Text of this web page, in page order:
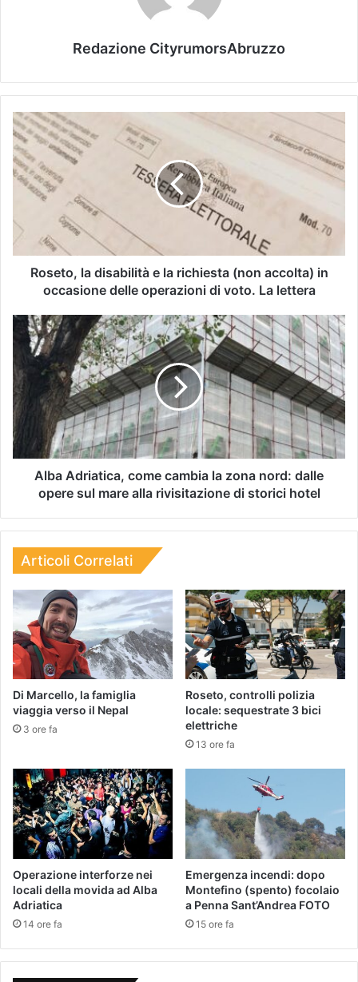
Redazione CityrumorsAbruzzo
Roseto, la disabilità e la richiesta (non accolta) in
occasione delle operazioni di voto. La lettera
Alba Adriatica, come cambia la zona nord: dalle
opere sul mare alla rivisitazione di storici hotel
Articoli Correlati
Di Marcello, la famiglia
viaggia verso il Nepal
3 ore fa
Roseto, controlli polizia
locale: sequestrate 3 bici
elettriche
13 ore fa
Operazione interforze nei
locali della movida ad Alba
Adriatica
14 ore fa
Emergenza incendi: dopo
Montefino (spento) focolaio
a Penna Sant’Andrea FOTO
15 ore fa